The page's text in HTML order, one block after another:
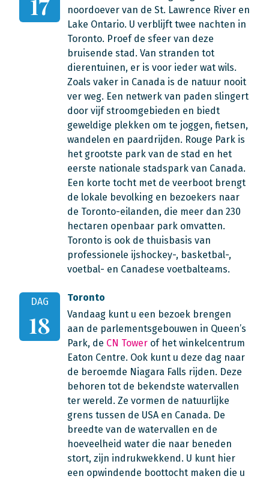
17
noordoever van de St. Lawrence River en
Lake Ontario. U verblijft twee nachten in
Toronto. Proef de sfeer van deze
bruisende stad. Van stranden tot
dierentuinen, er is voor ieder wat wils.
Zoals vaker in Canada is de natuur nooit
ver weg. Een netwerk van paden slingert
door vijf stroomgebieden en biedt
geweldige plekken om te joggen, fietsen,
wandelen en paardrijden. Rouge Park is
het grootste park van de stad en het
eerste nationale stadspark van Canada.
Een korte tocht met de veerboot brengt
de lokale bevolking en bezoekers naar
de Toronto-eilanden, die meer dan 230
hectaren openbaar park omvatten.
Toronto is ook de thuisbasis van
professionele ijshockey-, basketbal-,
voetbal- en Canadese voetbalteams.
DAG
18
Toronto
Vandaag kunt u een bezoek brengen
aan de parlementsgebouwen in Queen’s
Park, de CN Tower of het winkelcentrum
Eaton Centre. Ook kunt u deze dag naar
de beroemde Niagara Falls rijden. Deze
behoren tot de bekendste watervallen
ter wereld. Ze vormen de natuurlijke
grens tussen de USA en Canada. De
breedte van de watervallen en de
hoeveelheid water die naar beneden
stort, zijn indrukwekkend. U kunt hier
een opwindende boottocht maken die u